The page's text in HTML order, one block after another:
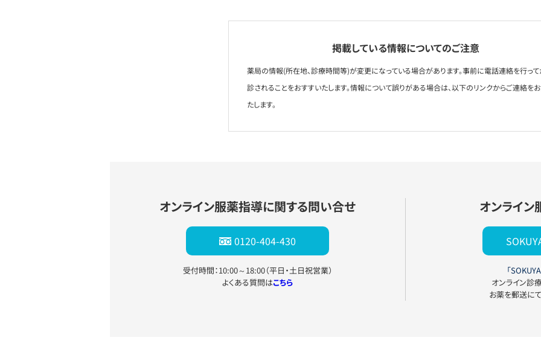
掲載している情報についてのご注意
薬局の情報(所在地、診療時間等)が変更になっている場合があります。事前に電話連絡を行っ
診されることをおすすいたします。情報について誤りがある場合は、以下のリンクからご連絡を
たします。
オンライン服薬指導に関する問い合せ
0120-404-430
受付時間：10:00～18:00（平日・土日祝営業）
よくある質問はこちら
オンライ
「
オンライン診
お薬を郵送に